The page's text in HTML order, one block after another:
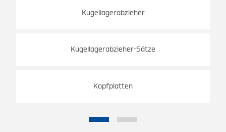
Kugellagerabzieher
Kugellagerabzieher-Sätze
Kopfplatten